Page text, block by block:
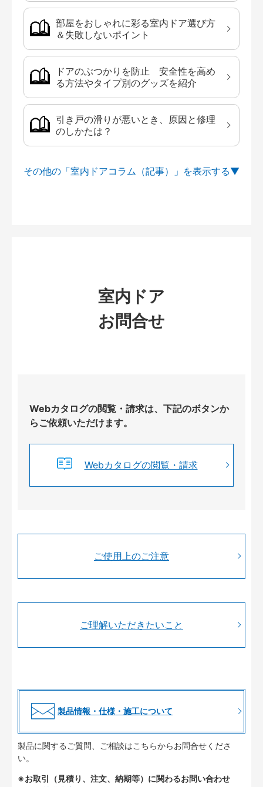
部屋をおしゃれに彩る室内ドア選び方
＆失敗しないポイント
ドアのぶつかりを防止 安全性を高め
る方法やタイプ別のグッズを紹介
引き戸の滑りが悪いとき、原因と修理
のしかたは？
その他の「室内ドアコラム（記事）」を
室内ドア
お問合せ
Webカタログの閲覧・請求は、下記のボタンか
らご依頼いただけます。
Webカタログの閲覧・請求
ご使用上のご注意
ご理解いただきたいこと
製品情報・仕様・施工について
製品に関するご質問、ご相談はこちらからお問合せくださ
い。
※お取引（見積り、注文、納期等）に関わるお問い合わせ